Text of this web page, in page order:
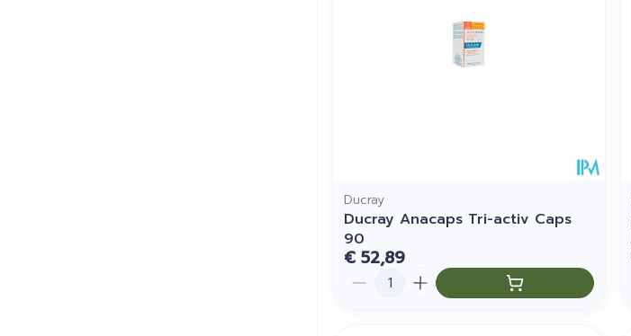
Ducray
Ducray Anacaps Tri-activ Caps
90
€ 52,89
Aantal